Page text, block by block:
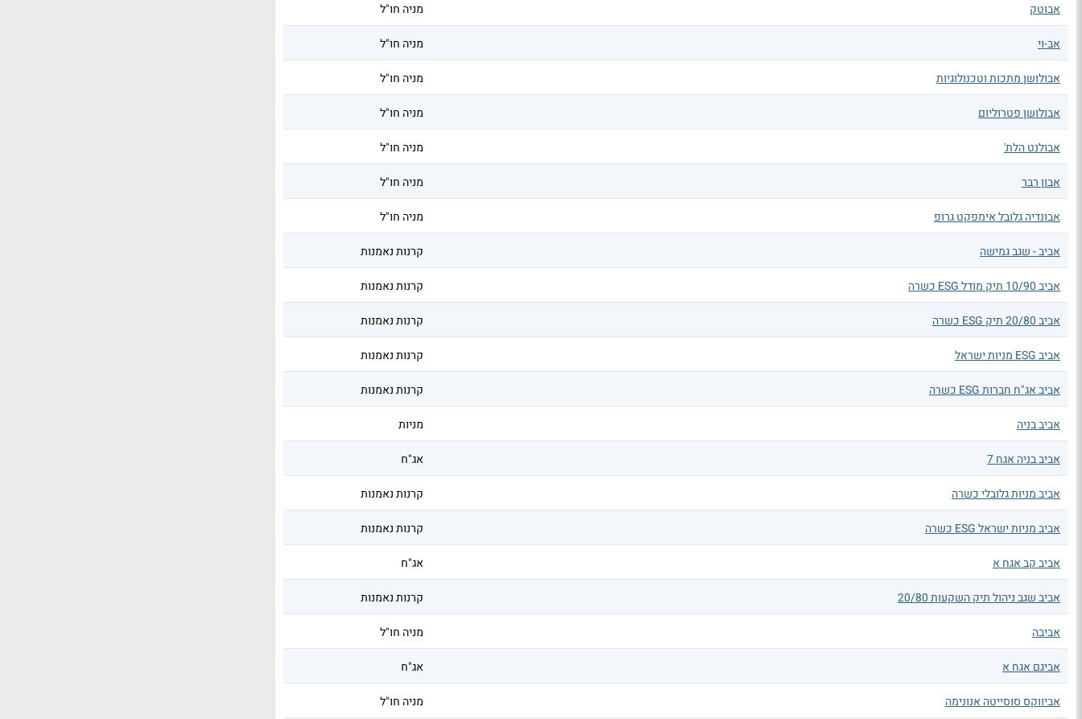
אבוטק מניה חו"ל
אב-וי מניה חו"ל
אבולושן מתכות וטכנולוגיות מניה חו"ל
אבולושן פטרוליום מניה חו"ל
אבולנט הלת' מניה חו"ל
אבון רבר מניה חו"ל
אבונדיה גלובל אימפקט גרופ מניה חו"ל
אביב - שגב גמישה קרנות נאמנות
אביב 10/90 תיק מודל ESG כשרה קרנות נאמנות
אביב 20/80 תיק ESG כשרה קרנות נאמנות
אביב ESG מניות ישראל קרנות נאמנות
אביב אג"ח חברות ESG כשרה קרנות נאמנות
אביב בניה מניות
אביב בניה אגח 7 אג"ח
אביב מניות גלובלי כשרה קרנות נאמנות
אביב מניות ישראל ESG כשרה קרנות נאמנות
אביב קב אגח א אג"ח
אביב שגב ניהול תיק השקעות 20/80 קרנות נאמנות
אביבה מניה חו"ל
אביגם אגח א אג"ח
אביווקס סוסייטה אנונימה מניה חו"ל